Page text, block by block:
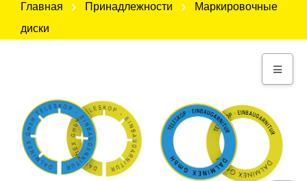
Главная Принадлежности
Маркировочные
диски